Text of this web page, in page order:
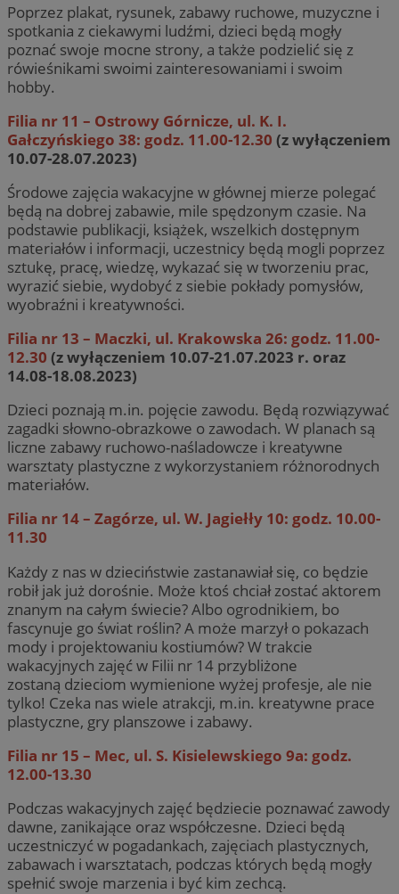
Poprzez plakat, rysunek, zabawy ruchowe, muzyczne i
spotkania z ciekawymi ludźmi, dzieci będą mogły
poznać swoje mocne strony, a także podzielić się z
rówieśnikami swoimi zainteresowaniami i swoim
hobby.
Filia nr 11 – Ostrowy Górnicze, ul. K. I.
Gałczyńskiego 38: godz. 11.00-12.30 (z wyłączeniem
10.07-28.07.2023)
Środowe zajęcia wakacyjne w głównej mierze polegać
będą na dobrej zabawie, mile spędzonym czasie. Na
podstawie publikacji, książek, wszelkich dostępnym
materiałów i informacji, uczestnicy będą mogli poprzez
sztukę, pracę, wiedzę, wykazać się w tworzeniu prac,
wyrazić siebie, wydobyć z siebie pokłady pomysłów,
wyobraźni i kreatywności.
Filia nr 13 – Maczki, ul. Krakowska 26: godz. 11.00-
12.30 (z wyłączeniem 10.07-21.07.2023 r. oraz
14.08-18.08.2023)
Dzieci poznają m.in. pojęcie zawodu. Będą rozwiązywać
zagadki słowno-obrazkowe o zawodach. W planach są
liczne zabawy ruchowo-naśladowcze i kreatywne
warsztaty plastyczne z wykorzystaniem różnorodnych
materiałów.
Filia nr 14 – Zagórze, ul. W. Jagiełły 10: godz. 10.00-
11.30
Każdy z nas w dzieciństwie zastanawiał się, co będzie
robił jak już dorośnie. Może ktoś chciał zostać aktorem
znanym na całym świecie? Albo ogrodnikiem, bo
fascynuje go świat roślin? A może marzył o pokazach
mody i projektowaniu kostiumów? W trakcie
wakacyjnych zajęć w Filii nr 14 przybliżone
zostaną dzieciom wymienione wyżej profesje, ale nie
tylko! Czeka nas wiele atrakcji, m.in. kreatywne prace
plastyczne, gry planszowe i zabawy.
Filia nr 15 – Mec, ul. S. Kisielewskiego 9a: godz.
12.00-13.30
Podczas wakacyjnych zajęć będziecie poznawać zawody
dawne, zanikające oraz współczesne. Dzieci będą
uczestniczyć w pogadankach, zajęciach plastycznych,
zabawach i warsztatach, podczas których będą mogły
spełnić swoje marzenia i być kim zechcą.